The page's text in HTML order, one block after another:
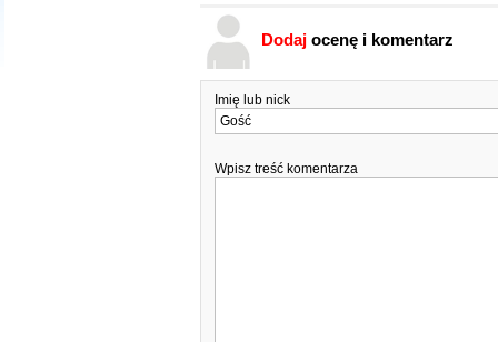
Dodajocenę i komentarz
Imię lub nick
Wpisz treść komentarza